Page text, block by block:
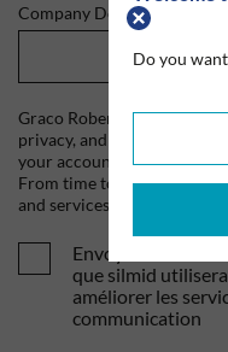
Do you
Company Domain
Graco Roberts is
privacy, and we'll only use
your account and to
From time to time, we
and services, as well as
Envoyez-moi vos
que silmid
améliorer les
communication